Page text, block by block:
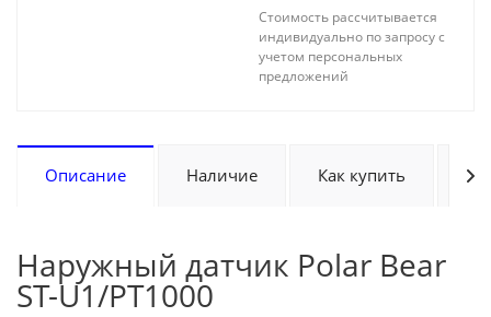
Стоимость рассчитывается
индивидуально по запросу с
учетом персональных
предложений
Описание Наличие Как купить
Наружный датчик Polar Bear
ST-U1/PT1000